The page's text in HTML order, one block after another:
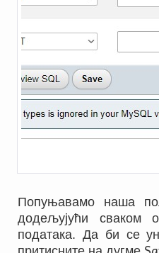
Попуњавамо наша
додељујући сваком
података. Да би се